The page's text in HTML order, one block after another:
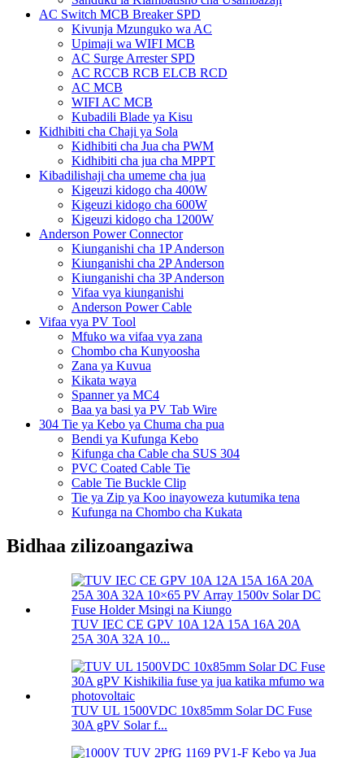
AC Switch MCB Breaker SPD
Kivunja Mzunguko wa AC
Upimaji wa WIFI MCB
AC Surge Arrester SPD
AC RCCB RCB ELCB RCD
AC MCB
WIFI AC MCB
Kubadili Blade ya Kisu
Kidhibiti cha Chaji ya Sola
Kidhibiti cha Jua cha PWM
Kidhibiti cha jua cha MPPT
Kibadilishaji cha umeme cha jua
Kigeuzi kidogo cha 400W
Kigeuzi kidogo cha 600W
Kigeuzi kidogo cha 1200W
Anderson Power Connector
Kiunganishi cha 1P Anderson
Kiunganishi cha 2P Anderson
Kiunganishi cha 3P Anderson
Vifaa vya kiunganishi
Anderson Power Cable
Vifaa vya PV Tool
Mfuko wa vifaa vya zana
Chombo cha Kunyoosha
Zana ya Kuvua
Kikata waya
Spanner ya MC4
Baa ya basi ya PV Tab Wire
304 Tie ya Kebo ya Chuma cha pua
Bendi ya Kufunga Kebo
Kifunga cha Cable cha SUS 304
PVC Coated Cable Tie
Cable Tie Buckle Clip
Tie ya Zip ya Koo inayoweza kutumika tena
Kufunga na Chombo cha Kukata
Bidhaa zilizoangaziwa
TUV IEC CE GPV 10A 12A 15A 16A 20A
25A 30A 32A 10...
TUV UL 1500VDC 10x85mm Solar DC Fuse
30A gPV Solar f...